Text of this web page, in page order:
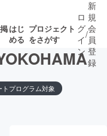
はじ
める
プロジェクト
をさがす
ロ
グ
イ
ン
/
新
規
会
員
登
録
トプログラム対象